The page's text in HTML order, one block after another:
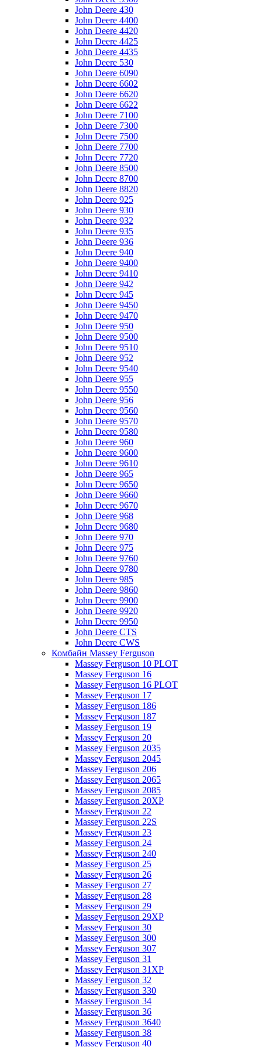
John Deere 430
John Deere 4400
John Deere 4420
John Deere 4425
John Deere 4435
John Deere 530
John Deere 6090
John Deere 6602
John Deere 6620
John Deere 6622
John Deere 7100
John Deere 7300
John Deere 7500
John Deere 7700
John Deere 7720
John Deere 8500
John Deere 8700
John Deere 8820
John Deere 925
John Deere 930
John Deere 932
John Deere 935
John Deere 936
John Deere 940
John Deere 9400
John Deere 9410
John Deere 942
John Deere 945
John Deere 9450
John Deere 9470
John Deere 950
John Deere 9500
John Deere 9510
John Deere 952
John Deere 9540
John Deere 955
John Deere 9550
John Deere 956
John Deere 9560
John Deere 9570
John Deere 9580
John Deere 960
John Deere 9600
John Deere 9610
John Deere 965
John Deere 9650
John Deere 9660
John Deere 9670
John Deere 968
John Deere 9680
John Deere 970
John Deere 975
John Deere 9760
John Deere 9780
John Deere 985
John Deere 9860
John Deere 9900
John Deere 9920
John Deere 9950
John Deere CTS
John Deere CWS
Комбайн Massey Ferguson
Massey Ferguson 10 PLOT
Massey Ferguson 16
Massey Ferguson 16 PLOT
Massey Ferguson 17
Massey Ferguson 186
Massey Ferguson 187
Massey Ferguson 19
Massey Ferguson 20
Massey Ferguson 2035
Massey Ferguson 2045
Massey Ferguson 206
Massey Ferguson 2065
Massey Ferguson 2085
Massey Ferguson 20XP
Massey Ferguson 22
Massey Ferguson 22S
Massey Ferguson 23
Massey Ferguson 24
Massey Ferguson 240
Massey Ferguson 25
Massey Ferguson 26
Massey Ferguson 27
Massey Ferguson 28
Massey Ferguson 29
Massey Ferguson 29XP
Massey Ferguson 30
Massey Ferguson 300
Massey Ferguson 307
Massey Ferguson 31
Massey Ferguson 31XP
Massey Ferguson 32
Massey Ferguson 330
Massey Ferguson 34
Massey Ferguson 36
Massey Ferguson 3640
Massey Ferguson 38
Massey Ferguson 40